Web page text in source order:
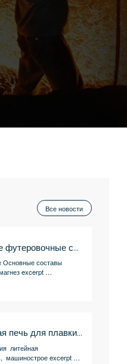
Все новости
Нейтральные футеровочные смеси (Огнеупорные смеси)
Основные составы
excerpt …
Индукционная печь для плавки алюминия
литейная
машинострое excerpt …